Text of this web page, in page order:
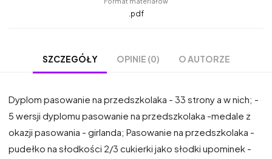
.pdf
SZCZEGÓŁY OPINIE (0) O AUTORZE
Dyplom pasowanie na przedszkolaka - 33 strony a w nich; -
5 wersji dyplomu pasowanie na przedszkolaka -medale z
okazji pasowania - girlanda; Pasowanie na przedszkolaka -
pudełko na słodkości 2/3 cukierki jako słodki upominek -